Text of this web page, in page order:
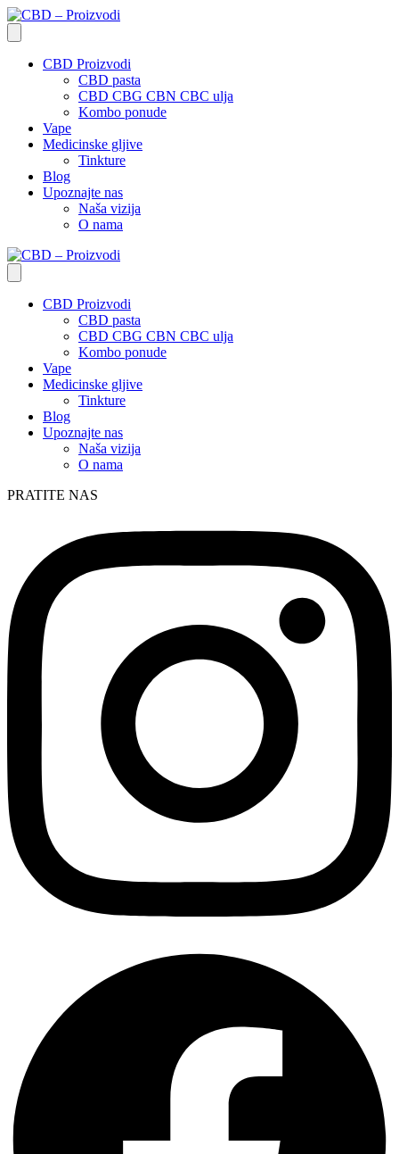
CBD Proizvodi
CBD pasta
CBD CBG CBN CBC ulja
Kombo ponude
Vape
Medicinske gljive
Tinkture
Blog
Upoznajte nas
Naša vizija
O nama
CBD Proizvodi
CBD pasta
CBD CBG CBN CBC ulja
Kombo ponude
Vape
Medicinske gljive
Tinkture
Blog
Upoznajte nas
Naša vizija
O nama
PRATITE NAS